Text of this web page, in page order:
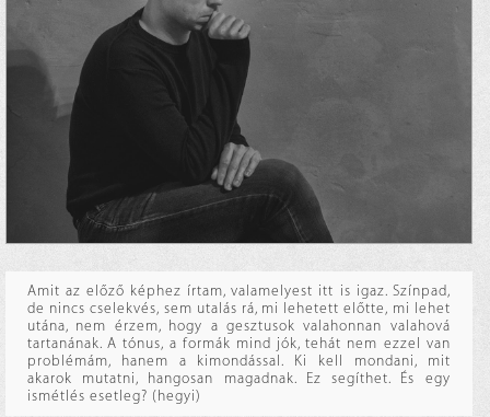
Amit az előző képhez írtam, valamelyest itt is igaz. Színpad,
de nincs cselekvés, sem utalás rá, mi lehetett előtte, mi lehet
utána, nem érzem, hogy a gesztusok valahonnan valahová
tartanának. A tónus, a formák mind jók, tehát nem ezzel van
problémám, hanem a kimondással. Ki kell mondani, mit
akarok mutatni, hangosan magadnak. Ez segíthet. És egy
ismétlés esetleg? (hegyi)